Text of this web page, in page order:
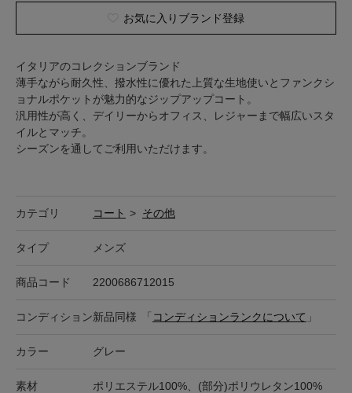
お気に入りブランド登録
イタリアのコレクションブランド
薄手ながら耐久性、撥水性に優れた上質な生地使いとファンクシ
ョナルポケットが魅力的なジップアップコート。
汎用性が高く、デイリーからオフィス、レジャーまで幅広いスタ
イルとマッチ。
シーズンを通してご利用いただけます。
カテゴリ コート > その他
タイプ メンズ
商品コード 2200686712015
コンディション新品同様 「 コンディションランクについて 」
カラー グレー
素材 ポリエステル100%、(部分)ポリウレタン100%